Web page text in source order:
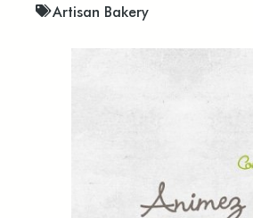
Artisan Bakery